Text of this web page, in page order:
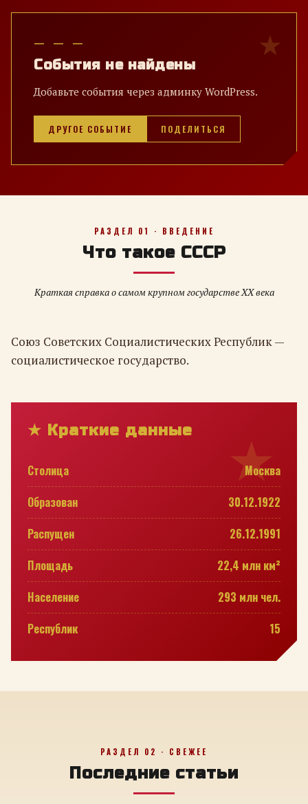
— — —
События не найдены
Добавьте события через админку WordPress.
ДРУГОЕ СОБЫТИЕ ПОДЕЛИТЬСЯ
РАЗДЕЛ 01 · ВВЕДЕНИЕ
Что такое СССР
Краткая справка о самом крупном государстве XX века
Союз Советских Социалистических Республик —
социалистическое государство.
★ Краткие данные
Столица
Москва
Образован
30.12.1922
Распущен
26.12.1991
Площадь
22,4 млн км²
Население
293 млн чел.
Республик
15
РАЗДЕЛ 02 · СВЕЖЕЕ
Последние статьи